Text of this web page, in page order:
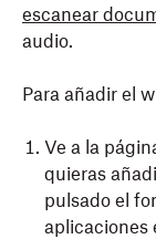
escanear
audio.
Para añadir el
Ve a la
quieras
pulsado el
aplicaciones